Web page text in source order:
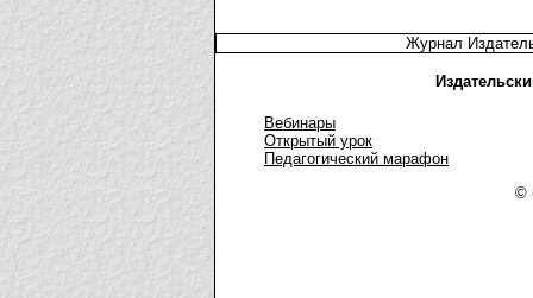
Журнал
Вебинары
Открытый урок
Педагогический марафон
©